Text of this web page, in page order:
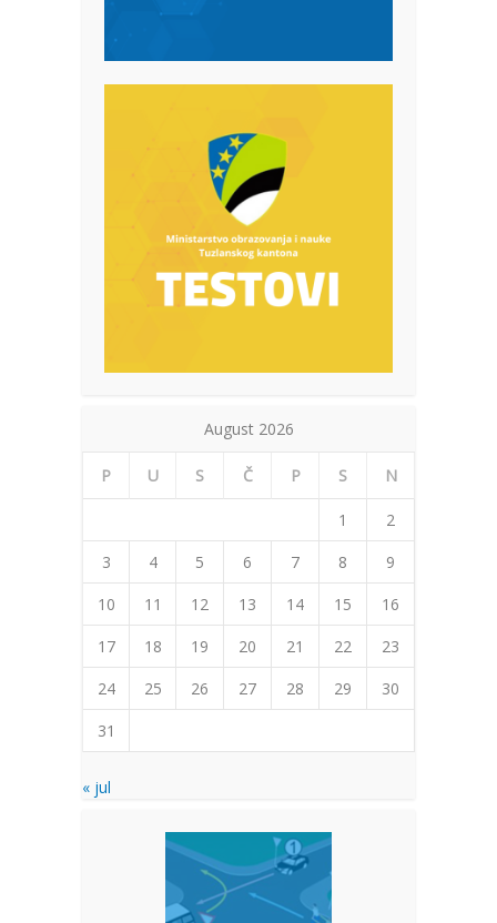
August 2026
P U S Č P S N
1
2
3
4 5 6 7 8
9
10
11 12 13 14 15
16
17
18 19 20 21 22
23
24
25 26 27 28 29
30
31
« jul